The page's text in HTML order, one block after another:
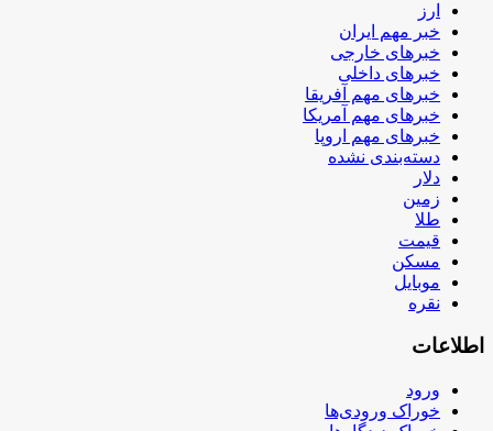
ارز
خبر مهم ایران
خبرهای خارجی
خبرهای داخلی
خبرهای مهم آفریقا
خبرهای مهم آمریکا
خبرهای مهم اروپا
دسته‌بندی نشده
دلار
زمین
طلا
قیمت
مسکن
موبایل
نقره
اطلاعات
ورود
خوراک ورودی‌ها